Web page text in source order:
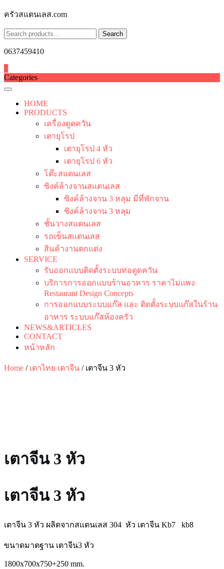
Skip
content
ครัวสแตนเลส.com
Search
for:
Search
0637459410
Categories
HOME
PRODUCTS
เครื่องดูดควัน
เตายุโรป
เตายุโรป 4 หัว
เตายุโรป 6 หัว
โต๊ะสแตนเลส
ซิงค์ล้างจานสแตนเลส
ซิงค์ล้างจาน 3 หลุม มีที่พักจาน
ซิงค์ล้างจาน 3 หลุม
ชั้นวางสแตนเลส
รถเข็นสแตนเลส
สินค้างานตกแต่ง
SERVICE
รับออกแบบติดตั้งระบบท่อดูดควัน
บริการการออกแบบร้านอาหาร ราคาไม่แพง
Restaurant Design Concepts
การออกแบบระบบแก๊ส และ ติดตั้งระบบแก๊สในร้าน
อาหาร ระบบแก๊สห้องครัว
NEWS&ARTICLES
CONTACT
หน้าหลัก
Home / เตาไทย เตาจีน / เตาจีน 3 หัว
เตาจีน 3 หัว
เตาจีน 3 หัว
เตาจีน 3 หัว ผลิตจากสแตนเลส 304 หัว เตาจีน Kb7 kb8
ขนาดมาตฐาน เตาจีน3 หัว
1800x700x750+250 mm.